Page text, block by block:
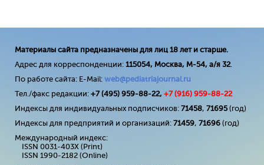
Материалы сайта предназначены для лиц 18 лет и старше.
Адрес для корреспонденции: 115054, Москва, М-54, а/я 32.
По работе сайта: E-Mail: web@pediatriajournal.ru
Тел./факс редакции: +7 (495) 959-88-22, +7 (916) 959-88-22
Индексы для индивидуальных подписчиков: 71458, 71695(год)
Индексы для предприятий и организаций: 71459, 71696 (год)
Международный индекс:
ISSN 0031-403X (Print)
ISSN 1990-2182 (Online)